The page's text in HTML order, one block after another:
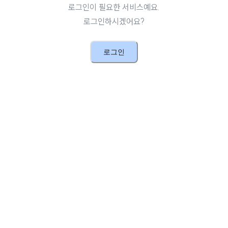
로그인이 필요한 서비스예요.
로그인하시겠어요?
로그인